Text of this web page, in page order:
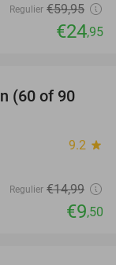
Regulier €59,95
€24,95
37%
(60 of 90
9.2 star
Regulier €14,99
€9,50